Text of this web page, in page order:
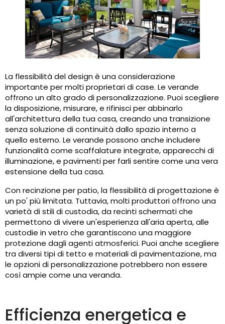
La flessibilità del design è una considerazione
importante per molti proprietari di case. Le verande
offrono un alto grado di personalizzazione. Puoi scegliere
la disposizione, misurare, e rifinisci per abbinarlo
all'architettura della tua casa, creando una transizione
senza soluzione di continuità dallo spazio interno a
quello esterno. Le verande possono anche includere
funzionalità come scaffalature integrate, apparecchi di
illuminazione, e pavimenti per farli sentire come una vera
estensione della tua casa.
Con recinzione per patio, la flessibilità di progettazione è
un po' più limitata. Tuttavia, molti produttori offrono una
varietà di stili di custodia, da recinti schermati che
permettono di vivere un'esperienza all'aria aperta, alle
custodie in vetro che garantiscono una maggiore
protezione dagli agenti atmosferici. Puoi anche scegliere
tra diversi tipi di tetto e materiali di pavimentazione, ma
le opzioni di personalizzazione potrebbero non essere
così ampie come una veranda.
Efficienza energetica e